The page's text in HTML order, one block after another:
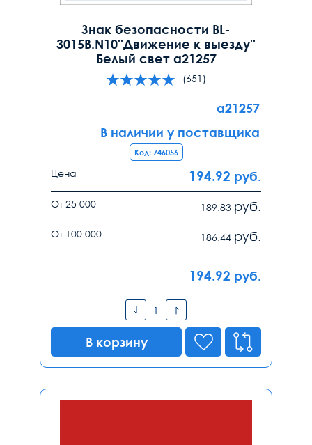
Знак безопасности BL-
3015B.N10''Движение к выезду''
Белый свет a21257
(651)
a21257
В наличии у поставщика
Код: 746056
Цена 194.92 руб.
От 25 000 189.83 руб.
От 100 000 186.44 руб.
194.92 руб.
В корзину